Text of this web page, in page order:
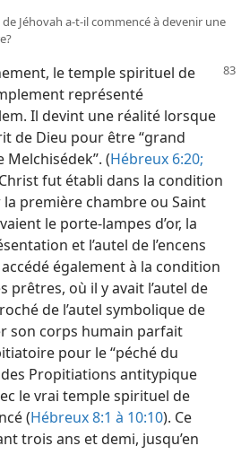
Jéhovah a-​t-​il commencé à devenir une
le temple spirituel de
représenté
Il devint une réalité lorsque
de Dieu pour être “grand
(Hébreux 6:20;
Christ fut établi dans la condition
première chambre ou Saint
le porte-lampes d’or, la
et l’autel de l’encens
également à la condition
prêtres, où il y avait l’autel de
de l’autel symbolique de
son corps humain parfait
pour le “péché du
Propitiations antitypique
le vrai temple spirituel de
(Hébreux 8:1 à 10:10). Ce
trois ans et demi, jusqu’en